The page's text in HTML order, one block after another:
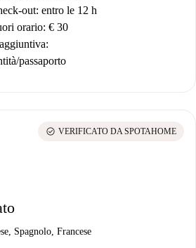
out: entro le 12 h
orario: € 30
passaporto
Spagnolo, Francese
check_circle VERIFICATO DA SPOTAHOME